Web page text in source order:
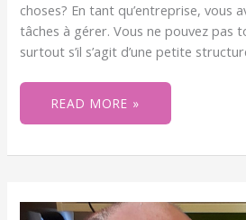
choses? En tant qu’entreprise, vous
tâches à gérer. Vous ne pouvez pas
surtout s’il s’agit d’une petite
READ MORE »